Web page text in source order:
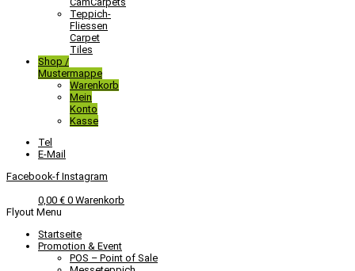
Teppich-
Fliessen
Carpet
Tiles
Shop /
Mustermappe
Warenkorb
Mein
Konto
Kasse
Tel
E-Mail
Facebook-f Instagram
0,00 € 0 Warenkorb
Flyout Menu
Startseite
Promotion & Event
POS – Point of Sale